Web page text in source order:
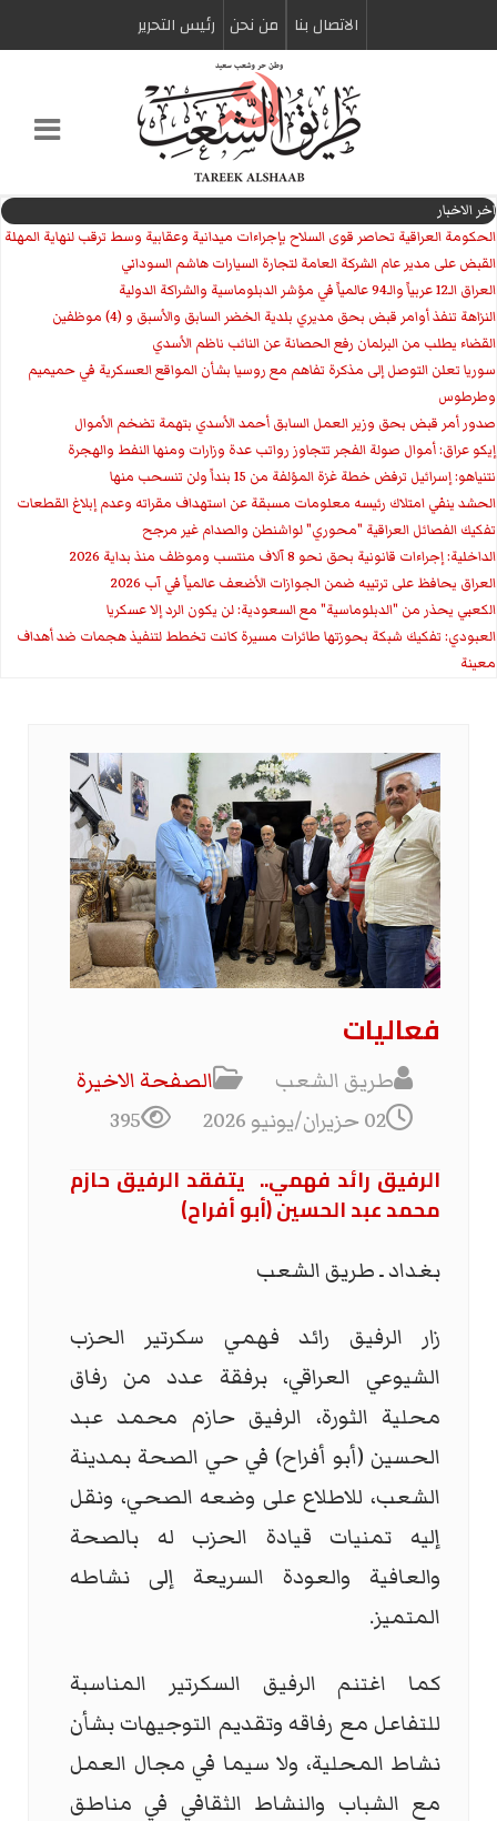
الاتصال بنا من نحن رئیس التحریر
اخر الاخبار
الحكومة العراقية تحاصر قوى السلاح بإجراءات ميدانية وعقابية وسط ترقب لنهاية المهلة
القبض على مدير عام الشركة العامة لتجارة السيارات هاشم السوداني
العراق الـ12 عربياً والـ94 عالمياً في مؤشر الدبلوماسية والشراكة الدولية
النزاهة تنفذ أوامر قبض بحق مديري بلدية الخضر السابق والأسبق و (4) موظفين
القضاء يطلب من البرلمان رفع الحصانة عن النائب ناظم الأسدي
سوريا تعلن التوصل إلى مذكرة تفاهم مع روسيا بشأن المواقع العسكرية في حميميم
وطرطوس
صدور أمر قبض بحق وزير العمل السابق أحمد الأسدي بتهمة تضخم الأموال
إيكو عراق: أموال صولة الفجر تتجاوز رواتب عدة وزارات ومنها النفط والهجرة
نتنياهو: إسرائيل ترفض خطة غزة المؤلفة من 15 بنداً ولن تنسحب منها
الحشد ينفي امتلاك رئيسه معلومات مسبقة عن استهداف مقراته وعدم إبلاغ القطعات
تفكيك الفصائل العراقية "محوري" لواشنطن والصدام غير مرجح
الداخلية: إجراءات قانونية بحق نحو 8 آلاف منتسب وموظف منذ بداية 2026
العراق يحافظ على ترتيبه ضمن الجوازات الأضعف عالمياً في آب 2026
الكعبي يحذر من "الدبلوماسية" مع السعودية: لن يكون الرد إلا عسكريا
العبودي: تفكيك شبكة بحوزتها طائرات مسيرة كانت تخطط لتنفيذ هجمات ضد أهداف
معينة
فعاليات
طريق الشعب
الصفحة الاخیرة
02 حزيران/يونيو 2026
395
الرفيق رائد فهمي.. يتفقد الرفيق حازم
محمد عبد الحسين (أبو أفراح)
بغداد ـ طريق الشعب
زار الرفيق رائد فهمي سكرتير الحزب
الشيوعي العراقي، برفقة عدد من رفاق
محلية الثورة، الرفيق حازم محمد عبد
الحسين (أبو أفراح) في حي الصحة بمدينة
الشعب، للاطلاع على وضعه الصحي، ونقل
إليه تمنيات قيادة الحزب له بالصحة
والعافية والعودة السريعة إلى نشاطه
المتميز.
كما اغتنم الرفيق السكرتير المناسبة
للتفاعل مع رفاقه وتقديم التوجيهات بشأن
نشاط المحلية، ولا سيما في مجال العمل
مع الشباب والنشاط الثقافي في مناطق